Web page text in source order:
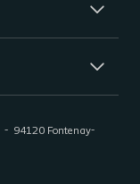
94120 Fontenay-